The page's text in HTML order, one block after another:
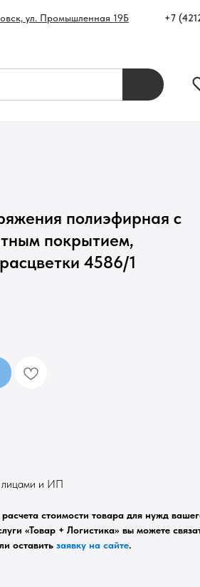
ул. Промышленная 19Б +7
полиэфирная с
покрытием,
4586/1
лицами и ИП
стоимости товара для нужд
«Товар + Логистика» вы можете
оставить заявку на сайте.